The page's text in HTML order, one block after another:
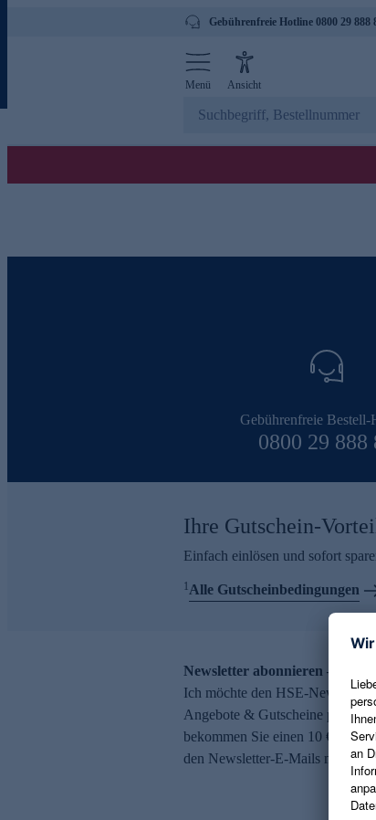
Gebührenfreie Hotline 0800 29 888
Menü Ansicht
Gebührenfreie Bestell-
0800 29 888
Ihre Gutschein-
Einfach einlösen und sofort
1Alle Gutscheinbedingungen
Newsletter abonnieren – 10 €
Ich möchte den HSE-Newsletter
Angebote & Gutscheine per E-
bekommen Sie einen 10 €
den Newsletter-E-Mails möglich.